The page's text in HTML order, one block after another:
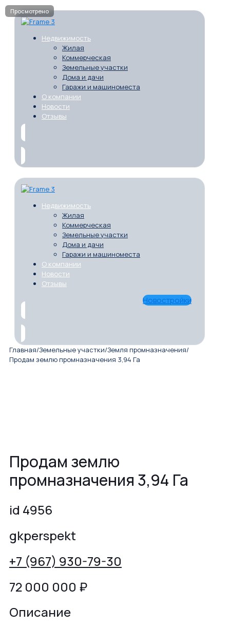
Недвижимость
Жилая
Коммерческая
Земельные участки
Дома и дачи
Гаражи и машиноместа
О компании
Новости
Отзывы
Недвижимость
Жилая
Коммерческая
Земельные участки
Дома и дачи
Гаражи и машиноместа
О компании
Новости
Отзывы
Новостройки
Главная/Земельные участки/Земля промназначения/
Продам землю промназначения 3,94 Га
Продам землю
промназначения 3,94 Га
id 4956
gkperspekt
+7 (967) 930-79-30
72 000 000 ₽
Описание